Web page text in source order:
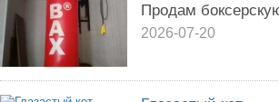
Продам
2026-07-20